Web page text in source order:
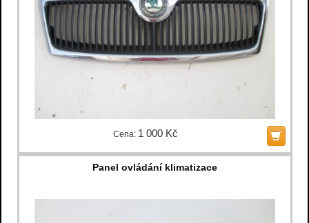
Cena: 1 000 Kč
Panel ovládání klimatizace